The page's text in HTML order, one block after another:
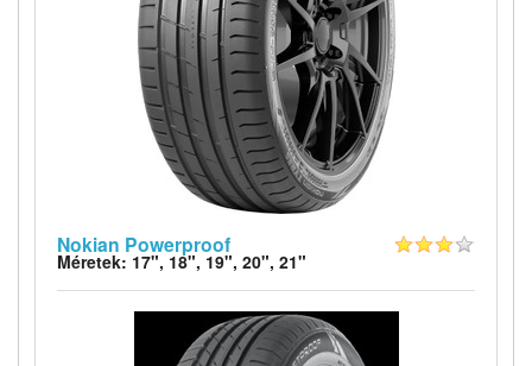
Nokian Powerproof
Méretek: 17", 18", 19", 20", 21"